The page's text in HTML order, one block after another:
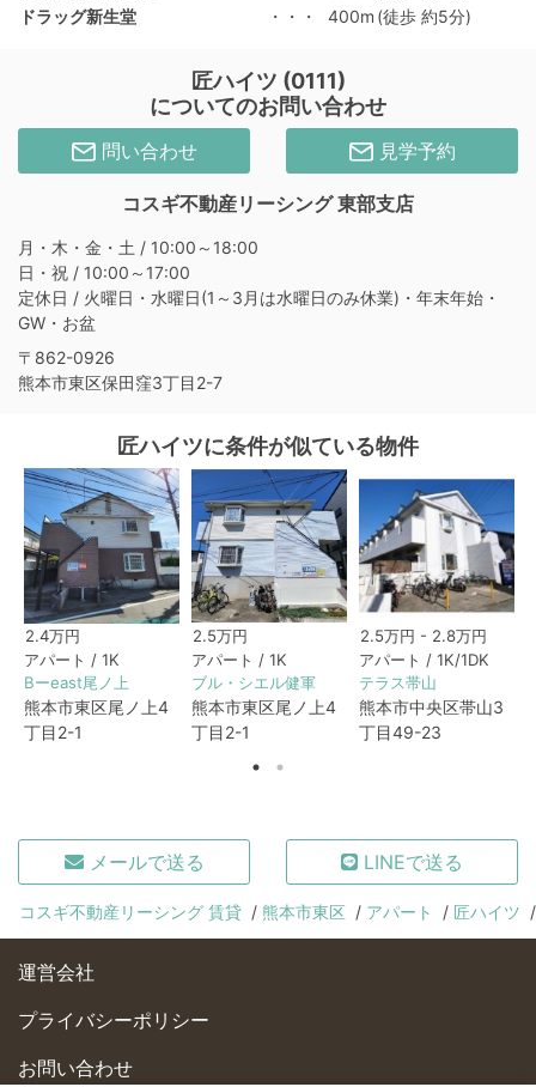
ドラッグ新生堂
・・・ 400m (徒歩 約5分)
匠ハイツ (0111)
についてのお問い合わせ
問い合わせ 見学予約
コスギ不動産リーシング 東部支店
月・木・金・土 / 10:00～18:00
日・祝 / 10:00～17:00
定休日 / 火曜日・水曜日(1～3月は水曜日のみ休業)・年末年始・
GW・お盆
〒862-0926
熊本市東区保田窪3丁目2-7
匠ハイツに条件が似ている物件
2.4万円
アパート / 1K
Bーeast尾ノ上
熊本市東区尾ノ上4
丁目2-1
2.5万円
アパート / 1K
ブル・シエル健軍
熊本市東区尾ノ上4
丁目2-1
2.5万円 - 2.8万円
アパート / 1K/1DK
テラス帯山
熊本市中央区帯山3
丁目49-23
メールで送る LINEで送る
コスギ不動産リーシング 賃貸 熊本市東区 アパート 匠ハイツ
運営会社
プライバシーポリシー
お問い合わせ